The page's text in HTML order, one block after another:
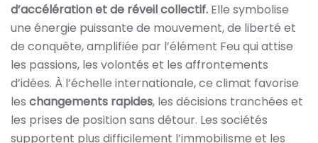
d’accélération et de réveil collectif. Elle symbolise
une énergie puissante de mouvement, de liberté et
de conquête, amplifiée par l’élément Feu qui attise
les passions, les volontés et les affrontements
d’idées. À l’échelle internationale, ce climat favorise
les changements rapides, les décisions tranchées et
les prises de position sans détour. Les sociétés
supportent plus difficilement l’immobilisme et les